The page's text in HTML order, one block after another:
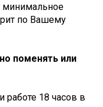
по Вашему
поменять или
работе 18 часов в